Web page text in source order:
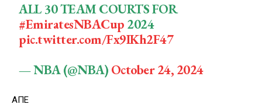
ALL 30 TEAM COURTS FOR
#EmiratesNBACup 2024
pic.twitter.com/Fx9IKh2F47
— NBA (@NBA) October 24, 2024
ΑΠΕ